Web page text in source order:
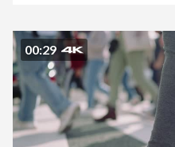
00:29